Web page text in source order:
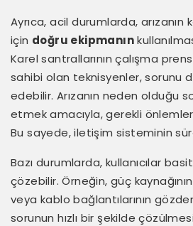
Ayrıca, acil durumlarda, arızanın
için doğru ekipmanın
Karel santrallarının çalışma
sahibi olan teknisyenler, sorunu
edebilir. Arızanın neden olduğu
etmek amacıyla, gerekli
Bu sayede, iletişim sisteminin
Bazı durumlarda, kullanıcılar
çözebilir. Örneğin, güç
veya kablo bağlantılarının
sorunun hızlı bir şekilde